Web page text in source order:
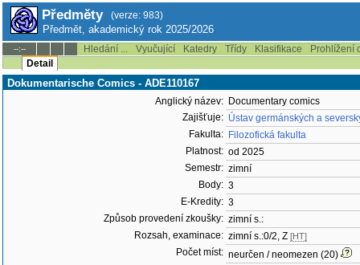
Předměty (verze: 983)
Předmět, akademický rok 2025/2026
--:-- Hledání ... Vyučující Katedry Třídy Klasifikace
Prohlížení
Detail
Dokumentarische Comics - ADE110167
Anglický název: Documentary comics
Zajišťuje: Ústav germánských a
Fakulta: Filozofická fakulta
Platnost: od 2025
Semestr: zimní
Body: 3
E-Kredity: 3
Způsob provedení zkoušky: zimní s.:
Rozsah, examinace: zimní s.:0/2, Z [HT]
Počet míst: neurčen / neomezen (20)